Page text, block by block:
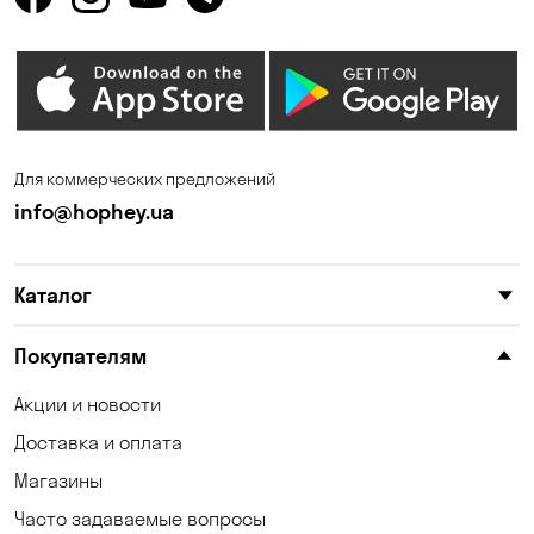
Одесса
Песчанка
Борщаговка
Погребы Пуховка
Самар
Солнечное
Для коммерческих предложений
info@hophey.ua
Каталог
Покупателям
Акции и новости
Доставка и оплата
Магазины
Часто задаваемые вопросы